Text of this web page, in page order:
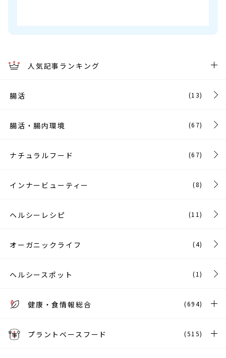
人気記事ランキング
腸活 (13)
腸活・腸内環境 (67)
ナチュラルフード (67)
インナービューティー (8)
ヘルシーレシピ (11)
オーガニックライフ (4)
ヘルシースポット (1)
健康・食情報総合 (694)
プラントベースフード (515)